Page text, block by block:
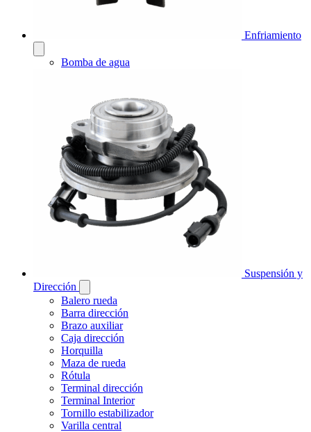
Enfriamiento
Bomba de agua
Suspensión y
Dirección
Balero rueda
Barra dirección
Brazo auxiliar
Caja dirección
Horquilla
Maza de rueda
Rótula
Terminal dirección
Terminal Interior
Tornillo estabilizador
Varilla central